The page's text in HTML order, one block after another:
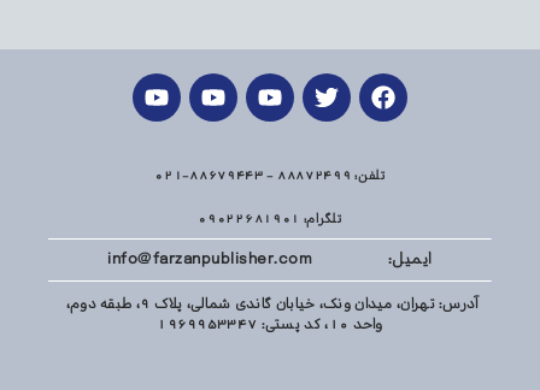
تلفن: 88872499 - 88679443-021
تلگرام: 09022681901
ایمیل: info@farzanpublisher.com
آدرس: تهران، میدان ونک، خیابان گاندی شمالی، پلاک 9، طبقه دوم،
واحد 10، کد پستی: 1969953347